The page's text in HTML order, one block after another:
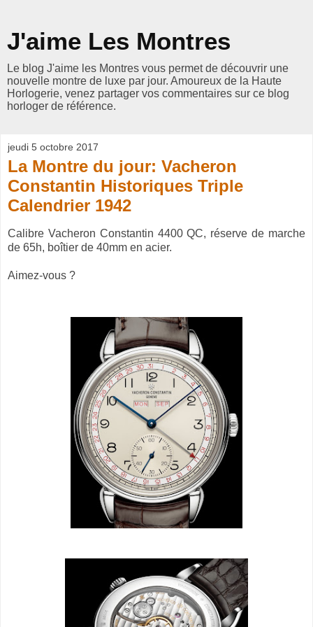
J'aime Les Montres
Le blog J'aime les Montres vous permet de découvrir une
nouvelle montre de luxe par jour. Amoureux de la Haute
Horlogerie, venez partager vos commentaires sur ce blog
horloger de référence.
jeudi 5 octobre 2017
La Montre du jour: Vacheron
Constantin Historiques Triple
Calendrier 1942
Calibre Vacheron Constantin 4400 QC, réserve de marche
de 65h, boîtier de 40mm en acier.
Aimez-vous ?